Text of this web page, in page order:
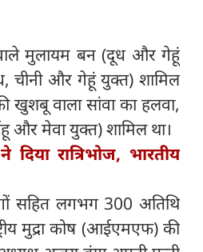
वाले मुलायम बन (दूध और गेहूं
चीनी और गेहूं युक्त) शामिल
खुशबू वाला सांवा का हलवा,
और मेवा युक्त) शामिल था।
दिया रात्रिभोज, भारतीय
सहित लगभग 300 अतिथि
मुद्रा कोष (आईएमएफ) की